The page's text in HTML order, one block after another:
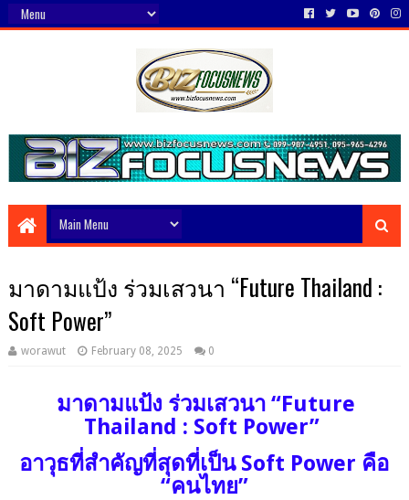
มาดามแป้ง ร่วมเสวนา “Future Thailand :
Soft Power”
worawut February 08, 2025 0
มาดามแป้ง ร่วมเสวนา “Future
Thailand : Soft Power”
อาวุธที่สำคัญที่สุดที่เป็น Soft Power คือ
“คนไทย”